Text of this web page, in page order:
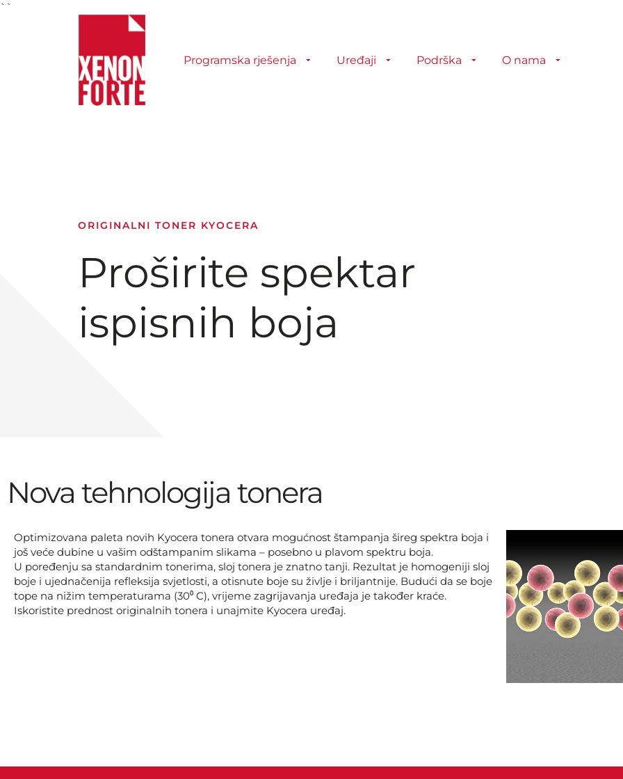
``
Programska rješenja Uređaji Podrška O nama
ORIGINALNI TONER KYOCERA
Proširite spektar
ispisnih boja
Nova tehnologija tonera
Optimizovana paleta novih Kyocera tonera otvara mogućnost štampanja šireg spektra boja i
još veće dubine u vašim odštampanim slikama – posebno u plavom spektru boja.
U poređenju sa standardnim tonerima, sloj tonera je znatno tanji. Rezultat je homogeniji sloj
boje i ujednačenija refleksija svjetlosti, a otisnute boje su življe i briljantnije. Budući da se boje
tope na nižim temperaturama (30⁰ C), vrijeme zagrijavanja uređaja je također kraće.
Iskoristite prednost originalnih tonera i unajmite Kyocera uređaj.